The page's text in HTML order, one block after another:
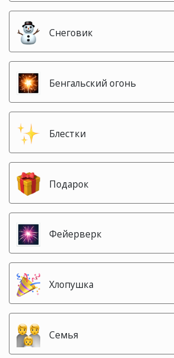
Снеговик
Бенгальский огонь
Блестки
Подарок
Фейерверк
Хлопушка
Семья